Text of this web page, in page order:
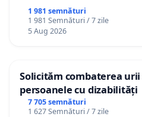
1 981 semnături
1 981 Semnături / 7 zile
5 Aug 2026
Solicităm combaterea
persoanele cu dizabilități
7 705 semnături
1 627 Semnături / 7 zile